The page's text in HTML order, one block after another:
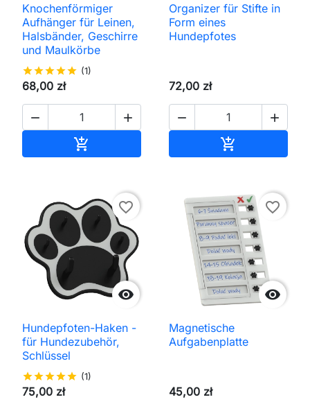
Knochenförmiger
Aufhänger für Leinen,
Halsbänder, Geschirre
und Maulkörbe
starstarstarstarstar (1)
68,00 zł
 

Organizer für Stifte in
Form eines
Hundepfotes
72,00 zł
 


favorite_border
Hundepfoten-Haken -
für Hundezubehör,
Schlüssel
starstarstarstarstar (1)
75,00 zł

favorite_border
Magnetische
Aufgabenplatte
45,00 zł